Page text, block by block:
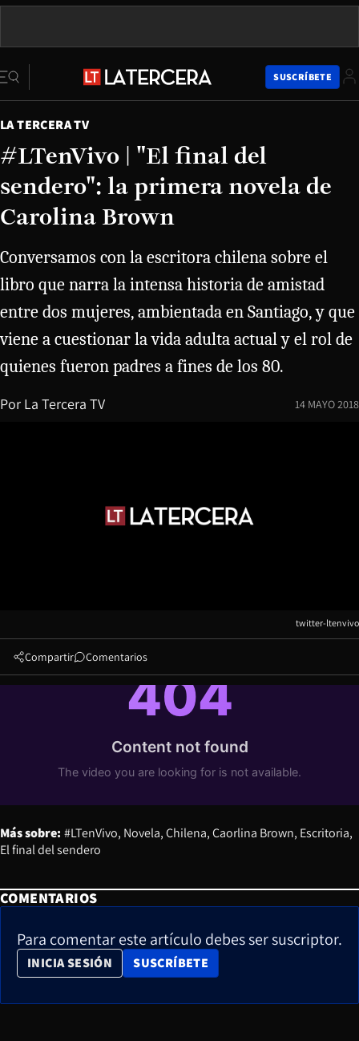
SUSCRÍBETE
LA TERCERA TV
#LTenVivo | "El final del
sendero": la primera novela de
Carolina Brown
Conversamos con la escritora chilena sobre el
libro que narra la intensa historia de amistad
entre dos mujeres, ambientada en Santiago, y que
viene a cuestionar la vida adulta actual y el rol de
quienes fueron padres a fines de los 80.
Por La Tercera TV 14 MAYO 2018
twitter-ltenvivo
Compartir Comentarios
Más sobre:#LTenVivo Novela Chilena Caorlina Brown Escritoria
El final del sendero
COMENTARIOS
Para comentar este artículo debes ser suscriptor.
INICIA SESIÓN SUSCRÍBETE
OPENS IN NEW WINDOW